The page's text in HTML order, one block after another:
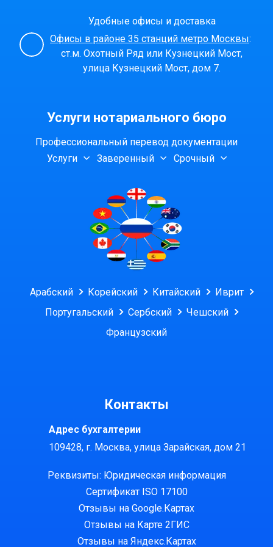
Удобные офисы и доставка
Офисы в районе 35 станций метро Москвы:
ст.м. Охотный Ряд или Кузнецкий Мост,
улица Кузнецкий Мост, дом 7.
Услуги нотариального бюро
Профессиональный перевод документации
Услуги
Заверенный Срочный
Арабский Корейский Китайский
Иврит
Португальский
Сербский
Чешский
Французский
Контакты
Адрес бухгалтерии
109428, г. Москва, улица Зарайская, дом 21
Реквизиты: Юридическая информация
Сертификат ISO 17100
Отзывы на Google.Картах
Отзывы на Карте 2ГИС
Отзывы на Яндекс.Картах